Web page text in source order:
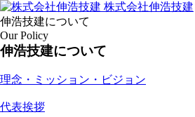
株式会社伸浩技建
伸浩技建について
Our Policy
伸浩技建について
理念・ミッション・ビジョン
代表挨拶